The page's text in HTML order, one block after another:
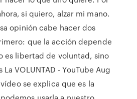
si quiero, alzar mi mano.
opinión cabe hacer dos
que la acción depende
es libertad de voluntad, sino
VOLUNTAD - YouTube Aug
vídeo se explica que es la